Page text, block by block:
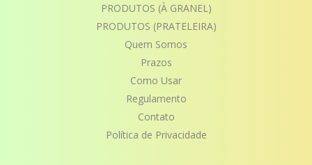
PRODUTOS (À GRANEL)
PRODUTOS (PRATELEIRA)
Quem Somos
Prazos
Como Usar
Regulamento
Contato
Política de Privacidade